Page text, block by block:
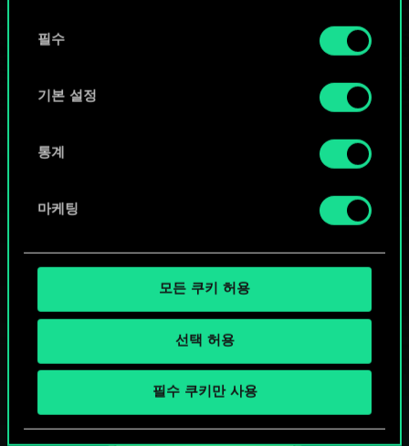
쿠키 사용에 관한 세부 사항이나 관련 설정은 아래의
필수
기본 설정
통계
마케팅
모든 쿠키 허용
선택 허용
필수 쿠키만 사용
궨트 한 판 어떠신가요?